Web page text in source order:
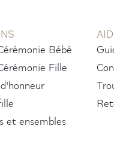
Bébé
Fille
et ensembles